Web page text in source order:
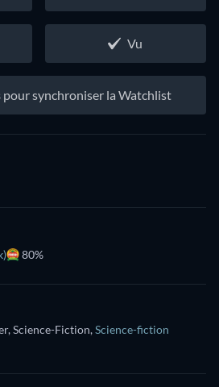
Vu
pour synchroniser la Watchlist
80%
Science-Fiction,Science-fiction